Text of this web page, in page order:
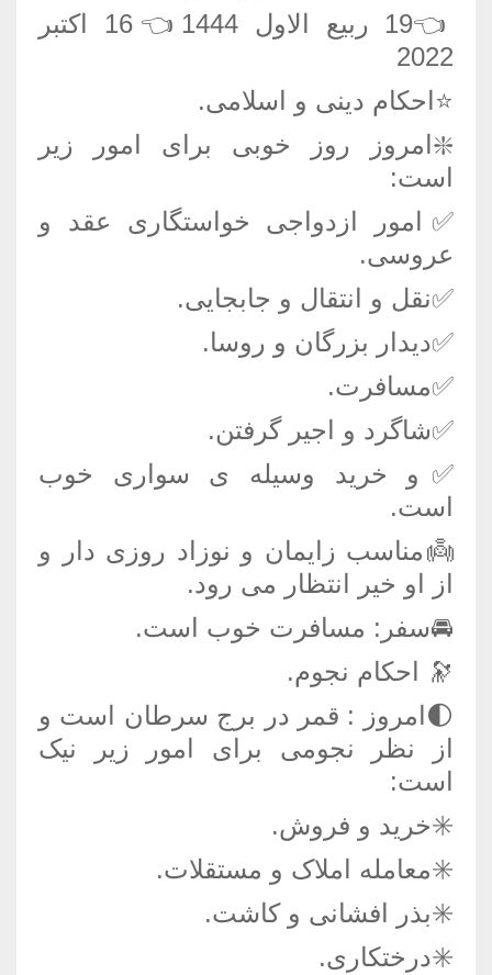
👈19 ربیع الاول 1444👈16 اکتبر
2022
⭐️احکام دینی و اسلامی.
❇️امروز روز خوبی برای امور زیر
است:
✅امور ازدواجی خواستگاری عقد و
عروسی.
✅نقل و انتقال و جابجایی.
✅دیدار بزرگان و روسا.
✅مسافرت.
✅شاگرد و اجیر گرفتن.
✅و خرید وسیله ی سواری خوب
است.
👼مناسب زایمان و نوزاد روزی دار و
از او خیر انتظار می رود.
🚘سفر: مسافرت خوب است.
🔭 احکام نجوم.
🌓امروز : قمر در برج سرطان است و
از نظر نجومی برای امور زیر نیک
است:
✳️خرید و فروش.
✳️معامله املاک و مستقلات.
✳️بذر افشانی و کاشت.
✳️درختکاری.